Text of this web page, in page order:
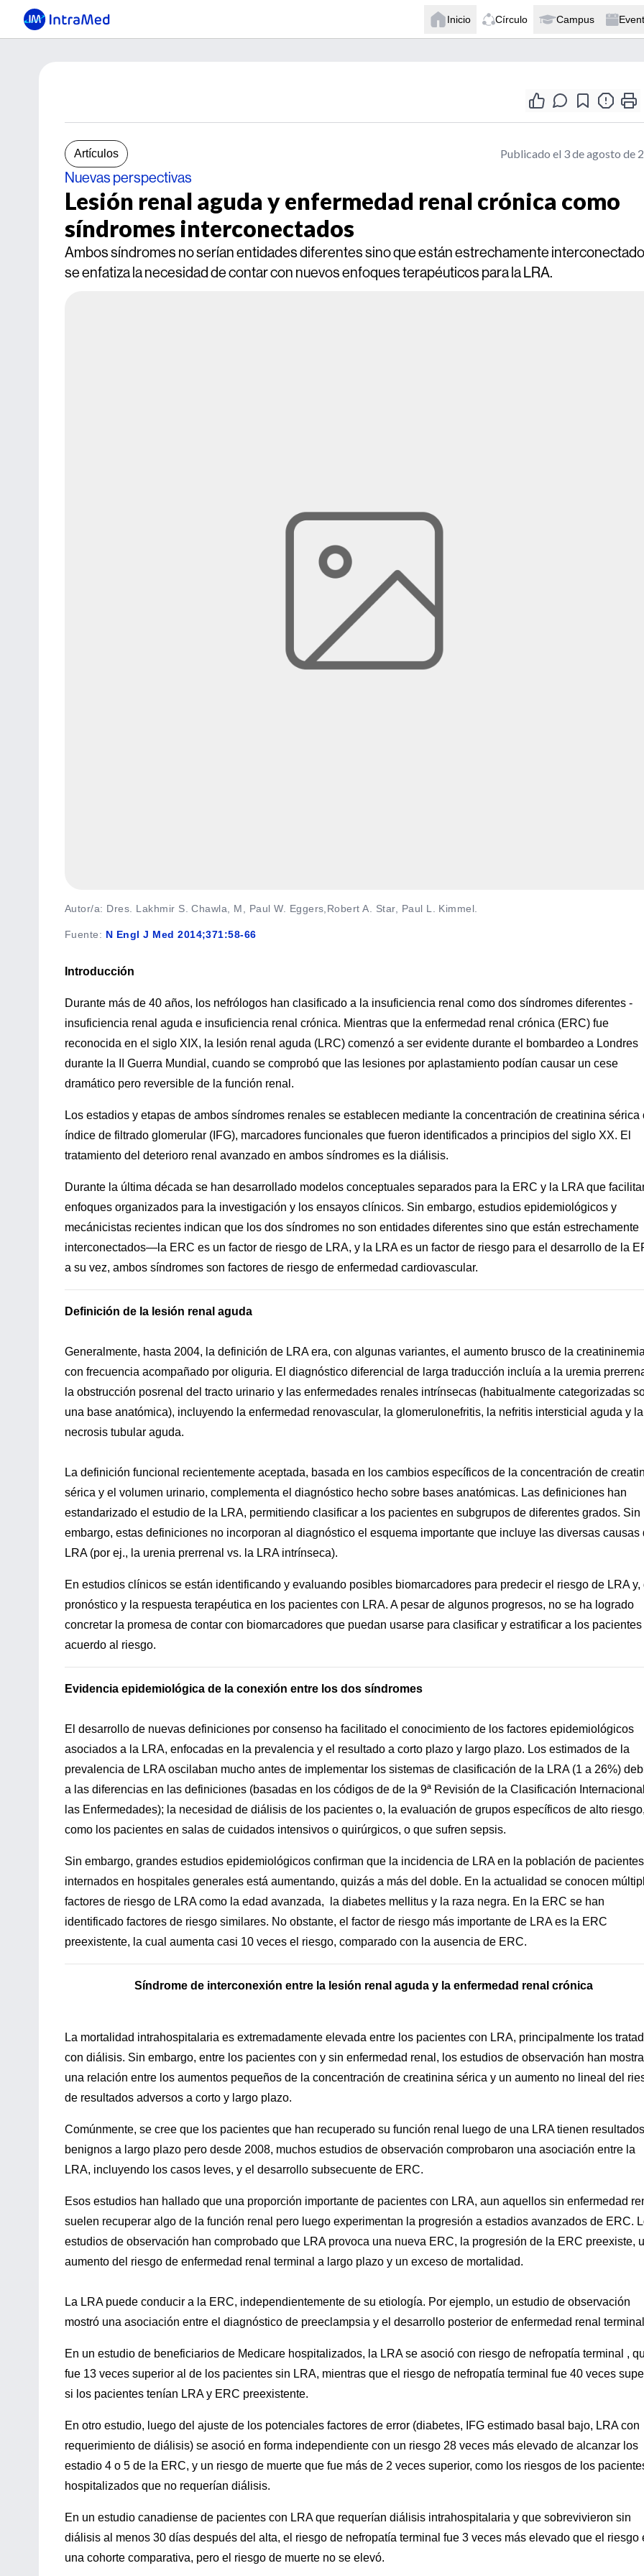
Inicio Círculo Campus
Artículos Publicado el 3 de agosto de
Nuevas perspectivas
Lesión renal aguda y enfermedad renal crónica como
síndromes interconectados
Ambos síndromes no serían entidades diferentes sino que están estrechamente
se enfatiza la necesidad de contar con nuevos enfoques terapéuticos para la LRA.
Autor/a: Dres. Lakhmir S. Chawla, M, Paul W. Eggers,Robert A. Star, Paul L. Kimmel.
Fuente: N Engl J Med 2014;371:58-66
Introducción
Durante más de 40 años, los nefrólogos han clasificado a la insuficiencia renal como dos síndromes diferentes -
insuficiencia renal aguda e insuficiencia renal crónica. Mientras que la enfermedad renal crónica (ERC) fue
reconocida en el siglo XIX, la lesión renal aguda (LRC) comenzó a ser evidente durante el bombardeo a Londres
durante la II Guerra Mundial, cuando se comprobó que las lesiones por aplastamiento podían causar un cese
dramático pero reversible de la función renal.
Los estadios y etapas de ambos síndromes renales se establecen mediante la concentración de creatinina sérica
índice de filtrado glomerular (IFG), marcadores funcionales que fueron identificados a principios del siglo XX. El
tratamiento del deterioro renal avanzado en ambos síndromes es la diálisis.
Durante la última década se han desarrollado modelos conceptuales separados para la ERC y la LRA que
enfoques organizados para la investigación y los ensayos clínicos. Sin embargo, estudios epidemiológicos y
mecánicistas recientes indican que los dos síndromes no son entidades diferentes sino que están estrechamente
interconectados—la ERC es un factor de riesgo de LRA, y la LRA es un factor de riesgo para el desarrollo de la
a su vez, ambos síndromes son factores de riesgo de enfermedad cardiovascular.
Definición de la lesión renal aguda
Generalmente, hasta 2004, la definición de LRA era, con algunas variantes, el aumento brusco de la
con frecuencia acompañado por oliguria. El diagnóstico diferencial de larga traducción incluía a la uremia
la obstrucción posrenal del tracto urinario y las enfermedades renales intrínsecas (habitualmente categorizadas
una base anatómica), incluyendo la enfermedad renovascular, la glomerulonefritis, la nefritis intersticial aguda y la
necrosis tubular aguda.
La definición funcional recientemente aceptada, basada en los cambios específicos de la concentración de
sérica y el volumen urinario, complementa el diagnóstico hecho sobre bases anatómicas. Las definiciones han
estandarizado el estudio de la LRA, permitiendo clasificar a los pacientes en subgrupos de diferentes grados. Sin
embargo, estas definiciones no incorporan al diagnóstico el esquema importante que incluye las diversas causas
LRA (por ej., la urenia prerrenal vs. la LRA intrínseca).
En estudios clínicos se están identificando y evaluando posibles biomarcadores para predecir el riesgo de LRA y,
pronóstico y la respuesta terapéutica en los pacientes con LRA. A pesar de algunos progresos, no se ha logrado
concretar la promesa de contar con biomarcadores que puedan usarse para clasificar y estratificar a los pacientes
acuerdo al riesgo.
Evidencia epidemiológica de la conexión entre los dos síndromes
El desarrollo de nuevas definiciones por consenso ha facilitado el conocimiento de los factores epidemiológicos
asociados a la LRA, enfocadas en la prevalencia y el resultado a corto plazo y largo plazo. Los estimados de la
prevalencia de LRA oscilaban mucho antes de implementar los sistemas de clasificación de la LRA (1 a 26%)
a las diferencias en las definiciones (basadas en los códigos de de la 9ª Revisión de la Clasificación
las Enfermedades); la necesidad de diálisis de los pacientes o, la evaluación de grupos específicos de alto riesgo,
como los pacientes en salas de cuidados intensivos o quirúrgicos, o que sufren sepsis.
Sin embargo, grandes estudios epidemiológicos confirman que la incidencia de LRA en la población de pacientes
internados en hospitales generales está aumentando, quizás a más del doble. En la actualidad se conocen
factores de riesgo de LRA como la edad avanzada, la diabetes mellitus y la raza negra. En la ERC se han
identificado factores de riesgo similares. No obstante, el factor de riesgo más importante de LRA es la ERC
preexistente, la cual aumenta casi 10 veces el riesgo, comparado con la ausencia de ERC.
Síndrome de interconexión entre la lesión renal aguda y la enfermedad renal crónica
La mortalidad intrahospitalaria es extremadamente elevada entre los pacientes con LRA, principalmente los
con diálisis. Sin embargo, entre los pacientes con y sin enfermedad renal, los estudios de observación han
una relación entre los aumentos pequeños de la concentración de creatinina sérica y un aumento no lineal del
de resultados adversos a corto y largo plazo.
Comúnmente, se cree que los pacientes que han recuperado su función renal luego de una LRA tienen resultados
benignos a largo plazo pero desde 2008, muchos estudios de observación comprobaron una asociación entre la
LRA, incluyendo los casos leves, y el desarrollo subsecuente de ERC.
Esos estudios han hallado que una proporción importante de pacientes con LRA, aun aquellos sin enfermedad
suelen recuperar algo de la función renal pero luego experimentan la progresión a estadios avanzados de ERC.
estudios de observación han comprobado que LRA provoca una nueva ERC, la progresión de la ERC preexiste,
aumento del riesgo de enfermedad renal terminal a largo plazo y un exceso de mortalidad.
La LRA puede conducir a la ERC, independientemente de su etiología. Por ejemplo, un estudio de observación
mostró una asociación entre el diagnóstico de preeclampsia y el desarrollo posterior de enfermedad renal
En un estudio de beneficiarios de Medicare hospitalizados, la LRA se asoció con riesgo de nefropatía terminal ,
fue 13 veces superior al de los pacientes sin LRA, mientras que el riesgo de nefropatía terminal fue 40 veces
si los pacientes tenían LRA y ERC preexistente.
En otro estudio, luego del ajuste de los potenciales factores de error (diabetes, IFG estimado basal bajo, LRA con
requerimiento de diálisis) se asoció en forma independiente con un riesgo 28 veces más elevado de alcanzar los
estadio 4 o 5 de la ERC, y un riesgo de muerte que fue más de 2 veces superior, como los riesgos de los
hospitalizados que no requerían diálisis.
En un estudio canadiense de pacientes con LRA que requerían diálisis intrahospitalaria y que sobrevivieron sin
diálisis al menos 30 días después del alta, el riesgo de nefropatía terminal fue 3 veces más elevado que el riesgo
una cohorte comparativa, pero el riesgo de muerte no se elevó.